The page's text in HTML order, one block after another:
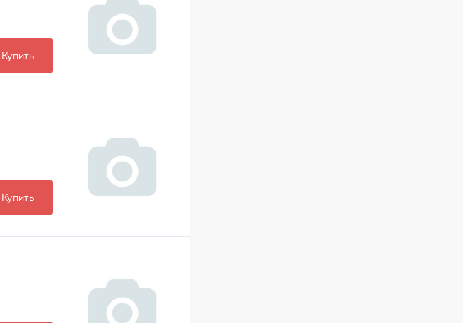
Купить
Купить